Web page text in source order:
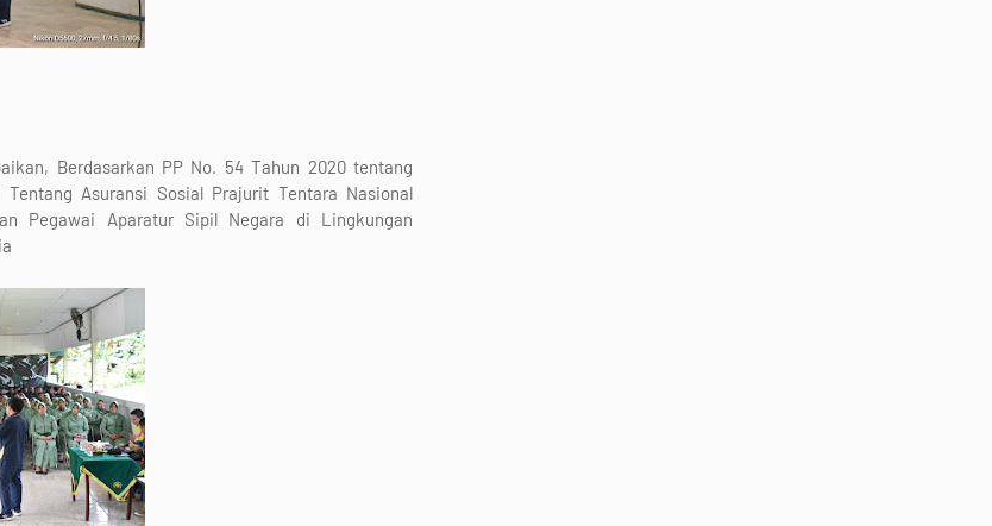
Berdasarkan PP No. 54 Tahun 2020 tentang
Asuransi Sosial Prajurit Tentara Nasional
Pegawai Aparatur Sipil Negara di Lingkungan